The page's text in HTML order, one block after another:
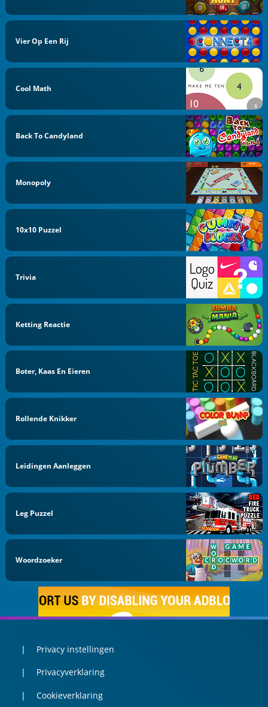
Vier Op Een Rij
Cool Math
Back To Candyland
Monopoly
10x10 Puzzel
Trivia
Ketting Reactie
Boter, Kaas En Eieren
Rollende Knikker
Leidingen Aanleggen
Leg Puzzel
Woordzoeker
Privacy instellingen
Privacyverklaring
Cookieverklaring